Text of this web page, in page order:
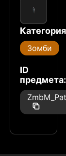
Зомби
ID
предмета: